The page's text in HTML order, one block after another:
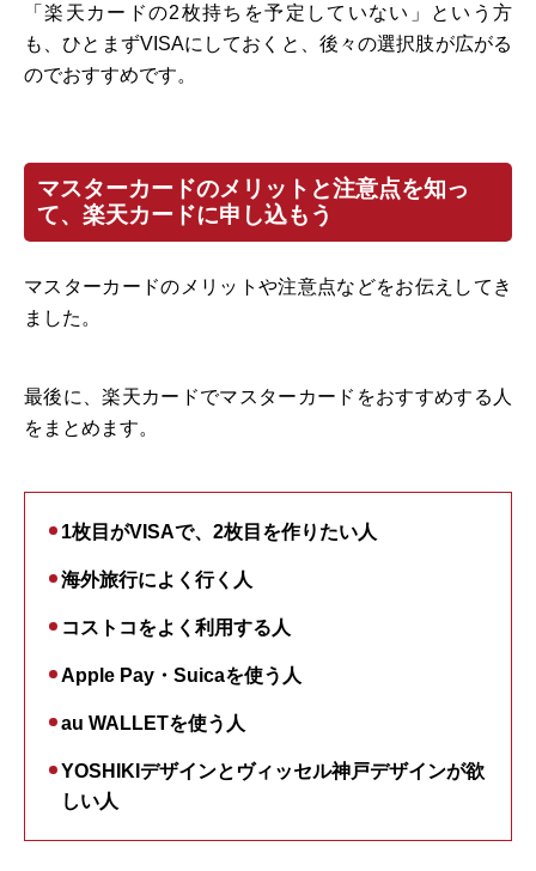
「楽天カードの2枚持ちを予定していない」という方
も、ひとまずVISAにしておくと、後々の選択肢が広がる
のでおすすめです。
マスターカードのメリットと注意点を知っ
て、楽天カードに申し込もう
マスターカードのメリットや注意点などをお伝えしてき
ました。
最後に、楽天カードでマスターカードをおすすめする人
をまとめます。
1枚目がVISAで、2枚目を作りたい人
海外旅行によく行く人
コストコをよく利用する人
Apple Pay・Suicaを使う人
au WALLETを使う人
YOSHIKIデザインとヴィッセル神戸デザインが欲
しい人